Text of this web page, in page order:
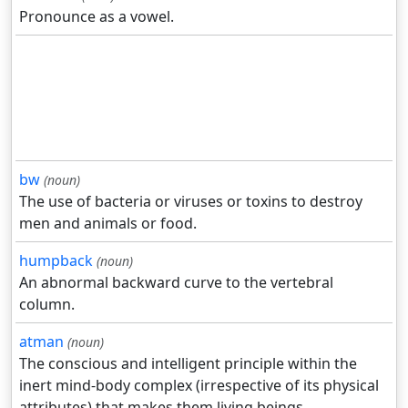
Pronounce as a vowel.
bw (noun)
The use of bacteria or viruses or toxins to destroy
men and animals or food.
humpback (noun)
An abnormal backward curve to the vertebral
column.
atman (noun)
The conscious and intelligent principle within the
inert mind-body complex (irrespective of its physical